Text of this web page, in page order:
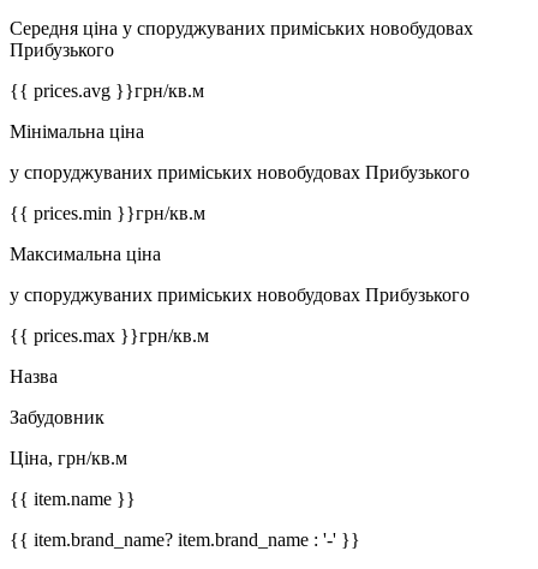
Середня ціна у споруджуваних приміських новобудовах
Прибузького
{{ prices.avg }}грн/кв.м
Мінімальна ціна
у споруджуваних приміських новобудовах Прибузького
{{ prices.min }}грн/кв.м
Максимальна ціна
у споруджуваних приміських новобудовах Прибузького
{{ prices.max }}грн/кв.м
Назва
Забудовник
Ціна, грн/кв.м
{{ item.name }}
{{ item.brand_name? item.brand_name : '-' }}